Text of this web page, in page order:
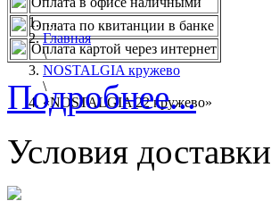
...
Главная
\
NOSTALGIA кружево
\
«NOSTALGIA 22 кружево»
Оплата по квитанции в банке
Оплата картой через интернет
Подробнее...
Условия доставки